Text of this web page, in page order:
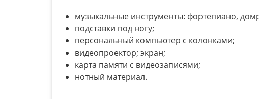
музыкальные инструменты: фортепиано,
подставки под ногу;
персональный компьютер с колонками;
видеопроектор; экран;
карта памяти с видеозаписями;
нотный материал.